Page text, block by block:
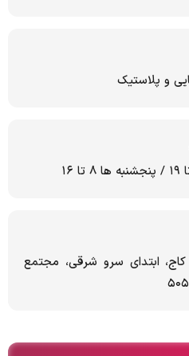
و پلاستیک
ابتدای سرو شرقی، مجتمع